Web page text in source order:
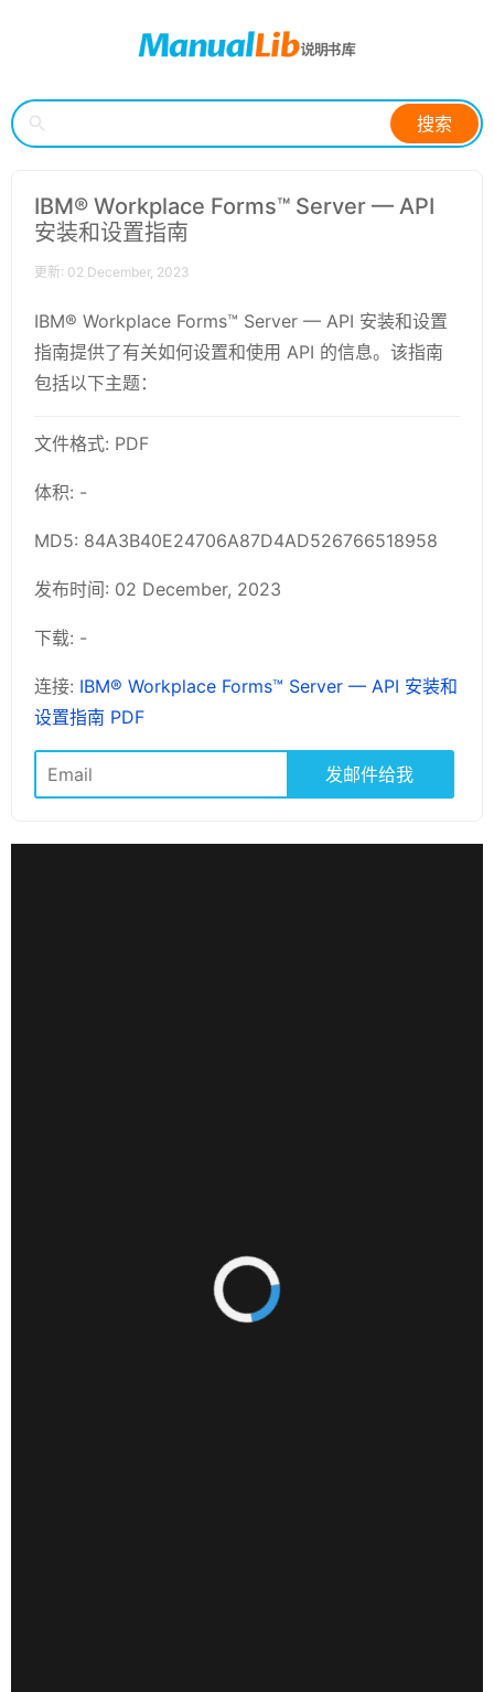
搜索
IBM® Workplace Forms™ Server — API
安装和设置指南
更新: 02 December, 2023
IBM® Workplace Forms™ Server — API 安装和设置
指南提供了有关如何设置和使用 API 的信息。该指南
包括以下主题：
文件格式: PDF
体积: -
MD5: 84A3B40E24706A87D4AD526766518958
发布时间: 02 December, 2023
下载: -
连接: IBM® Workplace Forms™ Server — API 安装和
设置指南 PDF
发邮件给我